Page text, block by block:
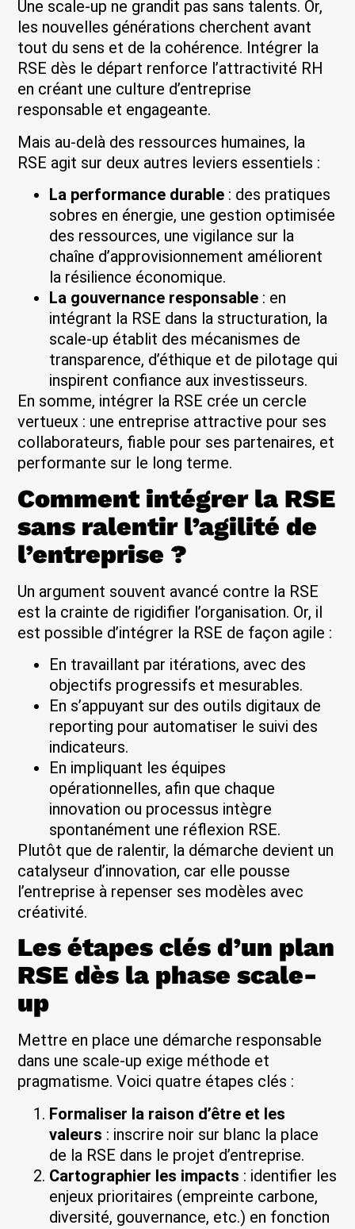
Une scale-up ne grandit pas sans talents. Or,
les nouvelles générations cherchent avant
tout du sens et de la cohérence. Intégrer la
RSE dès le départ renforce l’attractivité RH
en créant une culture d’entreprise
responsable et engageante.
Mais au-delà des ressources humaines, la
RSE agit sur deux autres leviers essentiels :
La performance durable : des pratiques
sobres en énergie, une gestion optimisée
des ressources, une vigilance sur la
chaîne d’approvisionnement améliorent
la résilience économique.
La gouvernance responsable : en
intégrant la RSE dans la structuration, la
scale-up établit des mécanismes de
transparence, d’éthique et de pilotage qui
inspirent confiance aux investisseurs.
En somme, intégrer la RSE crée un cercle
vertueux : une entreprise attractive pour ses
collaborateurs, fiable pour ses partenaires, et
performante sur le long terme.
Comment intégrer la RSE
sans ralentir l’agilité de
l’entreprise ?
Un argument souvent avancé contre la RSE
est la crainte de rigidifier l’organisation. Or, il
est possible d’intégrer la RSE de façon agile :
En travaillant par itérations, avec des
objectifs progressifs et mesurables.
En s’appuyant sur des outils digitaux de
reporting pour automatiser le suivi des
indicateurs.
En impliquant les équipes
opérationnelles, afin que chaque
innovation ou processus intègre
spontanément une réflexion RSE.
Plutôt que de ralentir, la démarche devient un
catalyseur d’innovation, car elle pousse
l’entreprise à repenser ses modèles avec
créativité.
Les étapes clés d’un plan
RSE dès la phase scale-
up
Mettre en place une démarche responsable
dans une scale-up exige méthode et
pragmatisme. Voici quatre étapes clés :
Formaliser la raison d’être et les
valeurs : inscrire noir sur blanc la place
de la RSE dans le projet d’entreprise.
Cartographier les impacts : identifier les
enjeux prioritaires (empreinte carbone,
diversité, gouvernance, etc.) en fonction